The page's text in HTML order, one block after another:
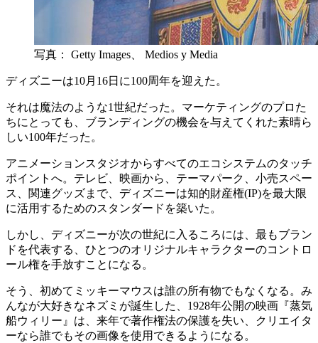
写真： Getty Images、 Medios y Media
ディズニーは10月16日に100周年を迎えた。
それは魔法のような1世紀だった。マーケティングのプロた
ちにとっても、ブランディングの機会を与えてくれた素晴ら
しい100年だった。
アニメーションスタジオからすべてのエコシステムのタッチ
ポイントへ。テレビ、映画から、テーマパーク、小売スペー
ス、関連グッズまで、ディズニーは知的財産権(IP)を最大限
に活用するためのスタンダードを築いた。
しかし、ディズニーが次の世紀に入るころには、最もブラン
ドを代表する、ひとつのオリジナルキャラクターのコントロ
ール権を手放すことになる。
そう、初めてミッキーマウスは誰の所有物でもなくなる。み
んなが大好きなネズミが誕生した、1928年公開の映画『蒸気
船ウィリー』は、来年で著作権法の保護を失い、クリエイタ
ーなら誰でもその画像を使用できるようになる。